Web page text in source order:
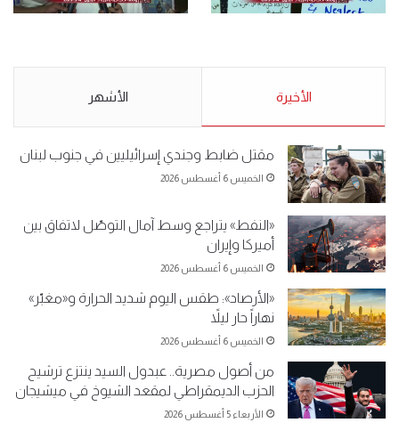
5-2019.
نبيع مخدرات يعني ولا خمر؟!.
الأخيرة الأشهر
مقتل ضابط وجندي إسرائيليين في جنوب لبنان
الخميس 6 أغسطس 2026
«النفط» يتراجع وسط آمال التوصّل لاتفاق بين
أميركا وإيران
الخميس 6 أغسطس 2026
«الأرصاد»: طقس اليوم شديد الحرارة و«مغبّر»
نهاراً حار ليلاً
الخميس 6 أغسطس 2026
من أصول مصرية.. عبدول السيد ينتزع ترشيح
الحزب الديمقراطي لمقعد الشيوخ في ميشيجان
الأربعاء 5 أغسطس 2026